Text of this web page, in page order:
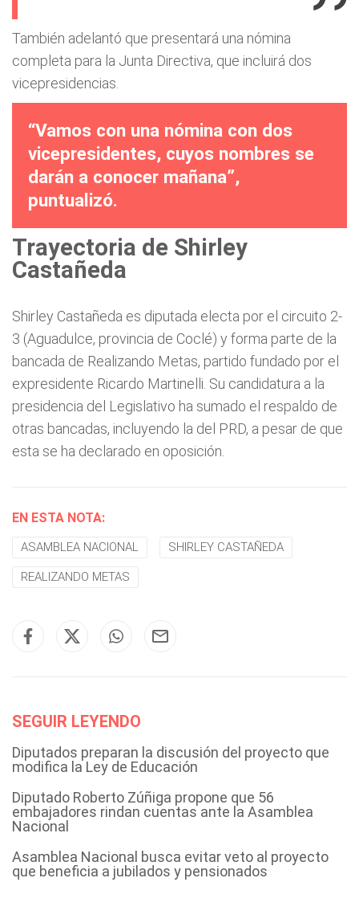
También adelantó que presentará una nómina
completa para la Junta Directiva, que incluirá dos
vicepresidencias.
“Vamos con una nómina con dos
vicepresidentes, cuyos nombres se
darán a conocer mañana”,
puntualizó.
Trayectoria de Shirley
Castañeda
Shirley Castañeda es diputada electa por el circuito 2-
3 (Aguadulce, provincia de Coclé) y forma parte de la
bancada de Realizando Metas, partido fundado por el
expresidente Ricardo Martinelli. Su candidatura a la
presidencia del Legislativo ha sumado el respaldo de
otras bancadas, incluyendo la del PRD, a pesar de que
esta se ha declarado en oposición.
EN ESTA NOTA:
ASAMBLEA NACIONAL SHIRLEY CASTAÑEDA
REALIZANDO METAS
SEGUIR LEYENDO
Diputados preparan la discusión del proyecto que
modifica la Ley de Educación
Diputado Roberto Zúñiga propone que 56
embajadores rindan cuentas ante la Asamblea
Nacional
Asamblea Nacional busca evitar veto al proyecto
que beneficia a jubilados y pensionados